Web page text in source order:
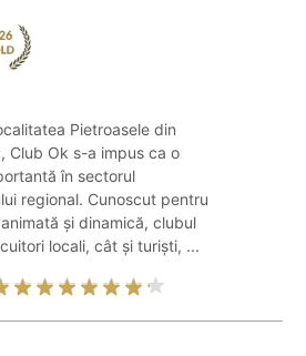
Pietroasele din
Club Ok s-a impus ca o
în sectorul
regional. Cunoscut pentru
și dinamică, clubul
locali, cât și turiști, ...